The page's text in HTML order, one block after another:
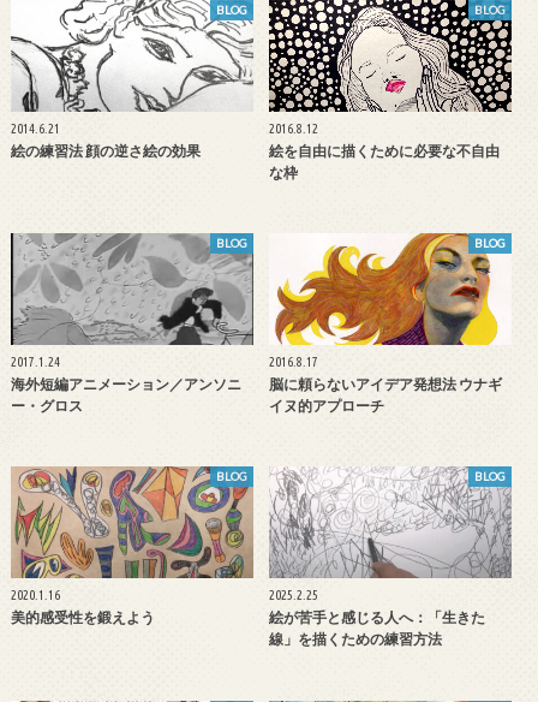
BLOG
2014.6.21
絵の練習法 顔の逆さ絵の効果
BLOG
2016.8.12
絵を自由に描くために必要な不自由
な枠
BLOG
2017.1.24
海外短編アニメーション／アンソニ
ー・グロス
BLOG
2016.8.17
脳に頼らないアイデア発想法 ウナギ
イヌ的アプローチ
BLOG
2020.1.16
美的感受性を鍛えよう
BLOG
2025.2.25
絵が苦手と感じる人へ：「生きた
線」を描くための練習方法